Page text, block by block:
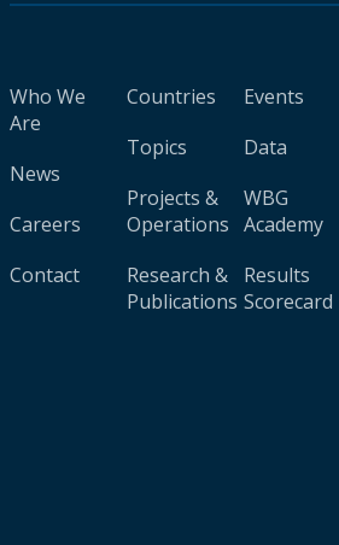
Who We
Are
News
Careers
Contact
Countries
Topics
Projects &
Operations
Research &
Publications
Events
Data
WBG
Academy
Results
Scorecard